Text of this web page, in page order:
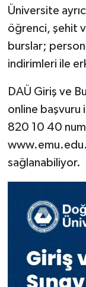
Üniversite
öğrenci, şehit
burslar;
indirimleri ile
DAÜ Giriş ve
online başvuru
820 10 40
sağlanabiliyor.